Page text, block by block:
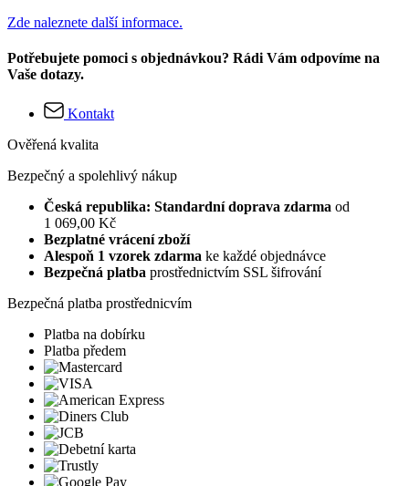
Zde naleznete další informace.
Potřebujete pomoci s objednávkou? Rádi Vám odpovíme na
Vaše dotazy.
Kontakt
Ověřená kvalita
Bezpečný a spolehlivý nákup
Česká republika: Standardní doprava zdarma od
1 069,00 Kč
Bezplatné vrácení zboží
Alespoň 1 vzorek zdarma ke každé objednávce
Bezpečná platba prostřednictvím SSL šifrování
Bezpečná platba prostřednicvím
Platba na dobírku
Platba předem